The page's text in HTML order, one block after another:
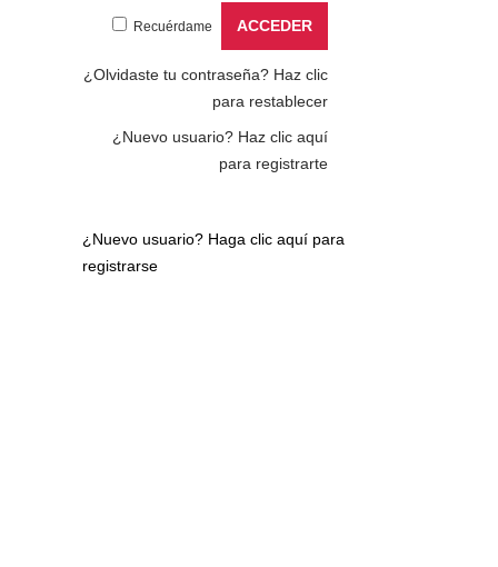
Recuérdame
¿Olvidaste tu contraseña? Haz clic
para restablecer
¿Nuevo usuario? Haz clic aquí
para registrarte
¿Nuevo usuario? Haga clic aquí para
registrarse